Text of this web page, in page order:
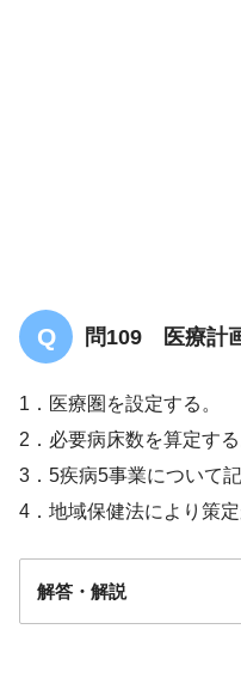
問109 医療計
1．医療圏を設定する。
2．必要病床数を算定する
3．5疾病5事業について記
4．地域保健法により策
解答・解説